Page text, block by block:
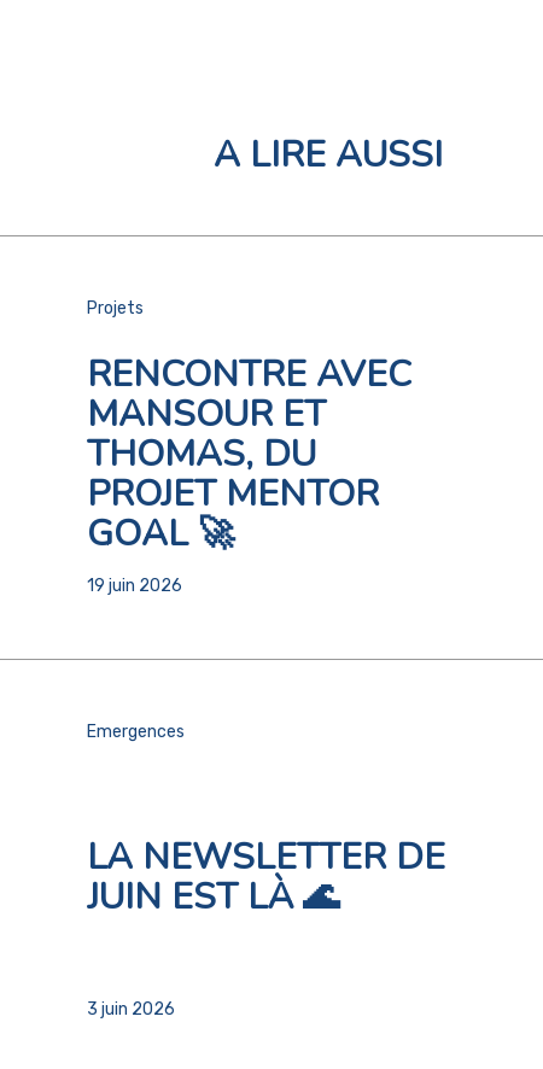
A LIRE AUSSI
Projets
RENCONTRE AVEC
MANSOUR ET
THOMAS, DU
PROJET MENTOR
GOAL 🚀
19 juin 2026
Emergences
LA NEWSLETTER DE
JUIN EST LÀ 🌊
3 juin 2026